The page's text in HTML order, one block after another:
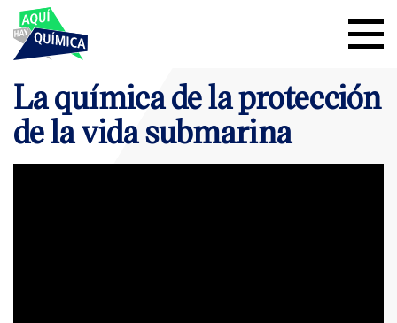
La química de la protección
de la vida submarina